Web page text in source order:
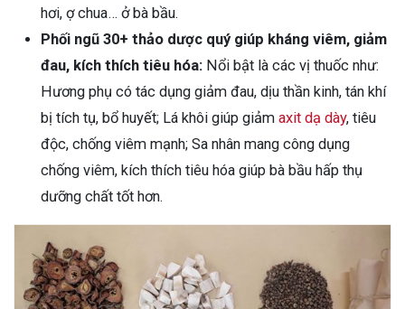
hơi, ợ chua… ở bà bầu.
Phối ngũ 30+ thảo dược quý giúp kháng viêm, giảm
đau, kích thích tiêu hóa: Nổi bật là các vị thuốc như:
Hương phụ có tác dụng giảm đau, dịu thần kinh, tán khí
bị tích tụ, bổ huyết; Lá khôi giúp giảm axit dạ dày, tiêu
độc, chống viêm mạnh; Sa nhân mang công dụng
chống viêm, kích thích tiêu hóa giúp bà bầu hấp thụ
dưỡng chất tốt hơn.